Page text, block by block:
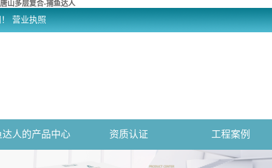
唐山多层复合-捕鱼达人
营业执照
达人的产品中心 资质认证 工程案例